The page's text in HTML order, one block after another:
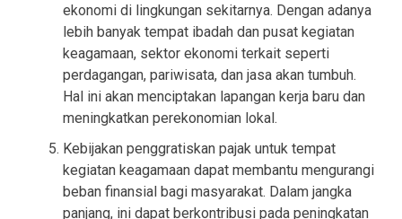
ekonomi di lingkungan sekitarnya. Dengan adanya
lebih banyak tempat ibadah dan pusat kegiatan
keagamaan, sektor ekonomi terkait seperti
perdagangan, pariwisata, dan jasa akan tumbuh.
Hal ini akan menciptakan lapangan kerja baru dan
meningkatkan perekonomian lokal.
Kebijakan penggratiskan pajak untuk tempat
kegiatan keagamaan dapat membantu mengurangi
beban finansial bagi masyarakat. Dalam jangka
panjang, ini dapat berkontribusi pada peningkatan